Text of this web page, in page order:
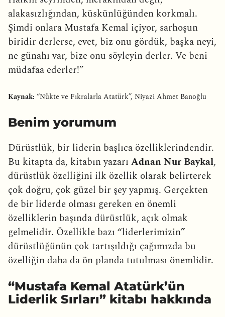
alakasızlığından, küskünlüğünden korkmalı.
Şimdi onlara Mustafa Kemal içiyor, sarhoşun
biridir derlerse, evet, biz onu gördük, başka neyi,
ne günahı var, bize onu söyleyin derler. Ve beni
müdafaa ederler!”
Kaynak: “Nükte ve Fıkralarla Atatürk”, Niyazi Ahmet Banoğlu
Benim yorumum
Dürüstlük, bir liderin başlıca özelliklerindendir.
Bu kitapta da, kitabın yazarı Adnan Nur Baykal,
dürüstlük özelliğini ilk özellik olarak belirterek
çok doğru, çok güzel bir şey yapmış. Gerçekten
de bir liderde olması gereken en önemli
özelliklerin başında dürüstlük, açık olmak
gelmelidir. Özellikle bazı “liderlerimizin”
dürüstlüğünün çok tartışıldığı çağımızda bu
özelliğin daha da ön planda tutulması önemlidir.
“Mustafa Kemal Atatürk’ün
Liderlik Sırları” kitabı hakkında